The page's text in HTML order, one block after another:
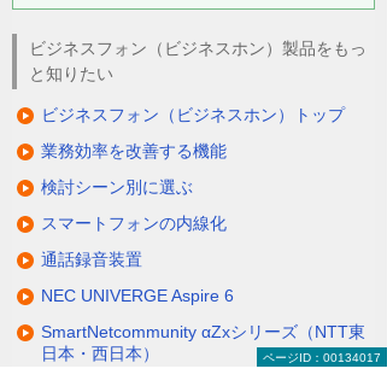
ビジネスフォン（ビジネスホン）製品をもっ
と知りたい
ビジネスフォン（ビジネスホン）トップ
業務効率を改善する機能
検討シーン別に選ぶ
スマートフォンの内線化
通話録音装置
NEC UNIVERGE Aspire 6
SmartNetcommunity αZxシリーズ（NTT東
日本・西日本）
ページID：00134017